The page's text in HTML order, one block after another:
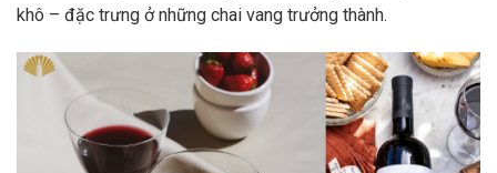
khô – đặc trưng ở những chai vang trưởng thành.